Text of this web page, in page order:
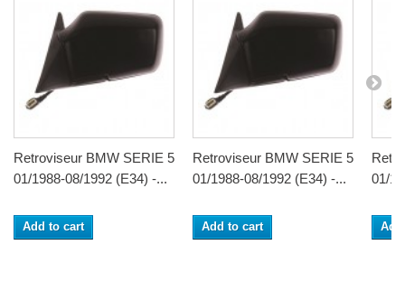
Retroviseur BMW SERIE 5
01/1988-08/1992 (E34) -...
Add to cart
Retroviseur BMW SERIE 5
01/1988-08/1992 (E34) -...
Add to cart
01/